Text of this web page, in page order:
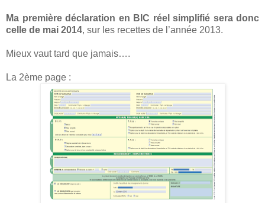
Ma première déclaration en BIC réel simplifié sera donc
celle de mai 2014, sur les recettes de l’année 2013.
Mieux vaut tard que jamais….
La 2ème page :